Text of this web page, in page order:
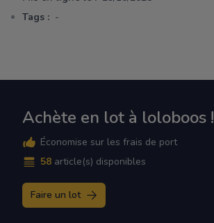
Tags : -
Achète en lot à loloboos !
Économise sur les frais de port
58 article(s) disponibles
Faire un lot